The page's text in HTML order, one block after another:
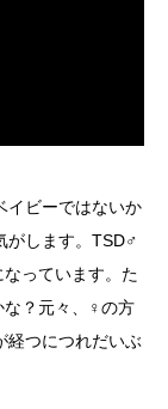
イビーではないか
がします。TSD♂
っています。た
な？元々、♀の方
経つにつれだいぶ